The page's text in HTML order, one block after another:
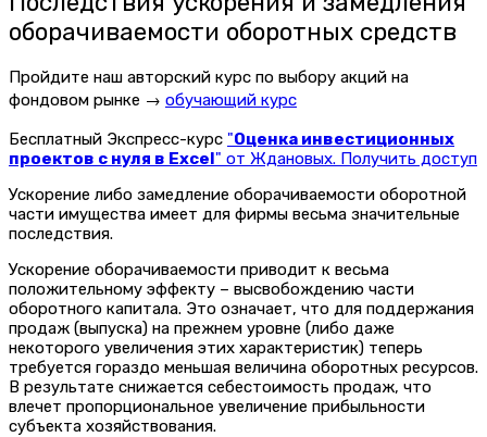
оборачиваемости оборотных средств
Пройдите наш авторский курс по выбору акций на
фондовом рынке → обучающий курс
Бесплатный Экспресс-курс "Оценка инвестиционных
проектов с нуля в Excel" от Ждановых. Получить доступ
Ускорение либо замедление оборачиваемости оборотной
части имущества имеет для фирмы весьма значительные
последствия.
Ускорение оборачиваемости приводит к весьма
положительному эффекту – высвобождению части
оборотного капитала. Это означает, что для поддержания
продаж (выпуска) на прежнем уровне (либо даже
некоторого увеличения этих характеристик) теперь
требуется гораздо меньшая величина оборотных ресурсов.
В результате снижается себестоимость продаж, что
влечет пропорциональное увеличение прибыльности
субъекта хозяйствования.